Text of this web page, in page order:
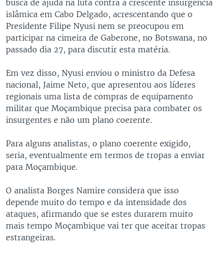
busca de ajuda na luta contra a crescente insurgência
islâmica em Cabo Delgado, acrescentando que o
Presidente Filipe Nyusi nem se preocupou em
participar na cimeira de Gaberone, no Botswana, no
passado dia 27, para discutir esta matéria.
Em vez disso, Nyusi enviou o ministro da Defesa
nacional, Jaime Neto, que apresentou aos líderes
regionais uma lista de compras de equipamento
militar que Moçambique precisa para combater os
insurgentes e não um plano coerente.
Para alguns analistas, o plano coerente exigido,
seria, eventualmente em termos de tropas a enviar
para Moçambique.
O analista Borges Namire considera que isso
depende muito do tempo e da intensidade dos
ataques, afirmando que se estes durarem muito
mais tempo Moçambique vai ter que aceitar tropas
estrangeiras.